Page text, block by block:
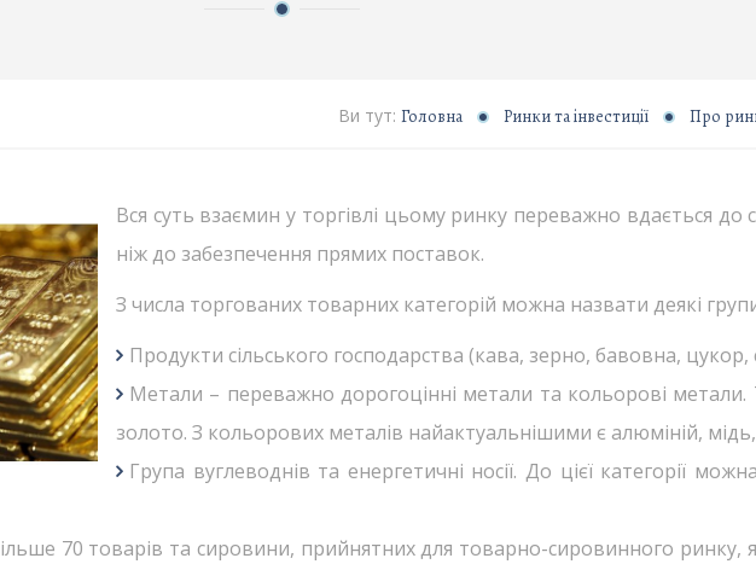
Ви тут: Головна Ринки та інвестиції Про
Вся суть взаємин у торгівлі цьому ринку переважно вдається до
ніж до забезпечення прямих поставок.
З числа торгованих товарних категорій можна назвати деякі
Продукти сільського господарства (кава, зерно, бавовна, цукор,
Метали – переважно дорогоцінні метали та кольорові метали.
золото. З кольорових металів найактуальнішими є алюміній, мідь,
Група вуглеводнів та енергетичні носії. До цієї категорії
70 товарів та сировини, прийнятних для товарно-сировинного ринку,